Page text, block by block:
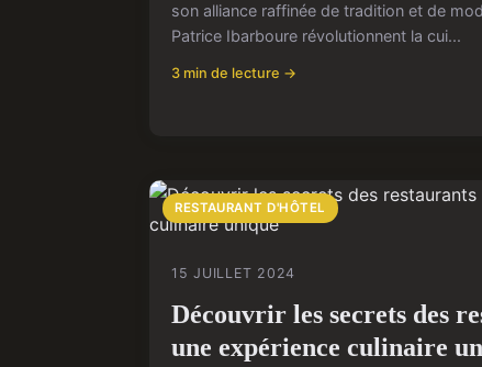
son alliance raffinée de tradition et de
Patrice Ibarboure révolutionnent la cui...
3 min de lecture →
RESTAURANT D'HÔTEL
15 JUILLET 2024
Découvrir les secrets des
une expérience culinaire